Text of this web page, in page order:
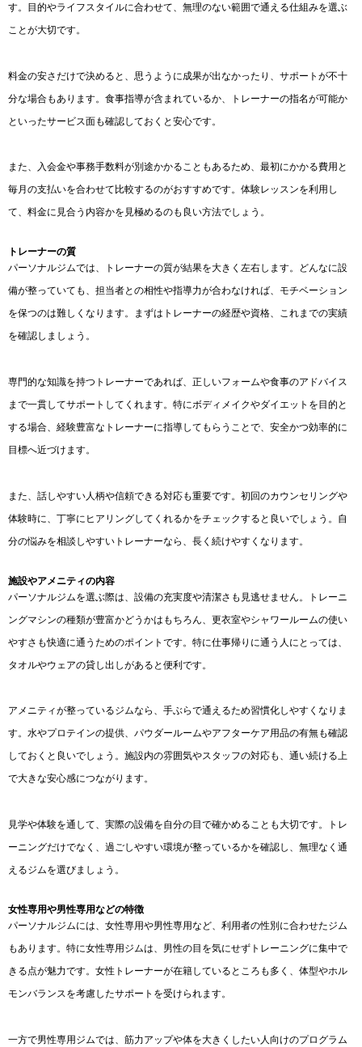
す。目的やライフスタイルに合わせて、無理のない範囲で通える仕組みを選ぶ
ことが大切です。
料金の安さだけで決めると、思うように成果が出なかったり、サポートが不十
分な場合もあります。食事指導が含まれているか、トレーナーの指名が可能か
といったサービス面も確認しておくと安心です。
また、入会金や事務手数料が別途かかることもあるため、最初にかかる費用と
毎月の支払いを合わせて比較するのがおすすめです。体験レッスンを利用し
て、料金に見合う内容かを見極めるのも良い方法でしょう。
トレーナーの質
パーソナルジムでは、トレーナーの質が結果を大きく左右します。どんなに設
備が整っていても、担当者との相性や指導力が合わなければ、モチベーション
を保つのは難しくなります。まずはトレーナーの経歴や資格、これまでの実績
を確認しましょう。
専門的な知識を持つトレーナーであれば、正しいフォームや食事のアドバイス
まで一貫してサポートしてくれます。特にボディメイクやダイエットを目的と
する場合、経験豊富なトレーナーに指導してもらうことで、安全かつ効率的に
目標へ近づけます。
また、話しやすい人柄や信頼できる対応も重要です。初回のカウンセリングや
体験時に、丁寧にヒアリングしてくれるかをチェックすると良いでしょう。自
分の悩みを相談しやすいトレーナーなら、長く続けやすくなります。
施設やアメニティの内容
パーソナルジムを選ぶ際は、設備の充実度や清潔さも見逃せません。トレーニ
ングマシンの種類が豊富かどうかはもちろん、更衣室やシャワールームの使い
やすさも快適に通うためのポイントです。特に仕事帰りに通う人にとっては、
タオルやウェアの貸し出しがあると便利です。
アメニティが整っているジムなら、手ぶらで通えるため習慣化しやすくなりま
す。水やプロテインの提供、パウダールームやアフターケア用品の有無も確認
しておくと良いでしょう。施設内の雰囲気やスタッフの対応も、通い続ける上
で大きな安心感につながります。
見学や体験を通して、実際の設備を自分の目で確かめることも大切です。トレ
ーニングだけでなく、過ごしやすい環境が整っているかを確認し、無理なく通
えるジムを選びましょう。
女性専用や男性専用などの特徴
パーソナルジムには、女性専用や男性専用など、利用者の性別に合わせたジム
もあります。特に女性専用ジムは、男性の目を気にせずトレーニングに集中で
きる点が魅力です。女性トレーナーが在籍しているところも多く、体型やホル
モンバランスを考慮したサポートを受けられます。
一方で男性専用ジムでは、筋力アップや体を大きくしたい人向けのプログラム